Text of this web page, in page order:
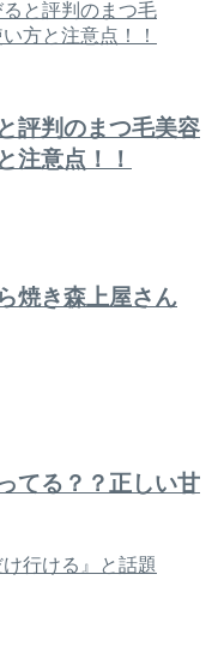
評判のまつ毛美容
注意点！！
焼き森上屋さん
てる？？正しい甘